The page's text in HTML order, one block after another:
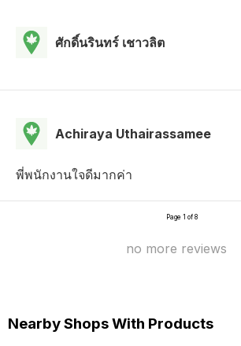
ศักดิ์นรินทร์ เชาวลิต
Achiraya Uthairassamee
พี่พนักงานใจดีมากค่า
Page 1 of 8
no more reviews
Nearby Shops With Products